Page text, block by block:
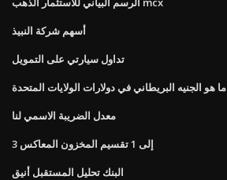
أسهم شركة النبيذ
تداول سيارتي على التمويل
ما هو الجنيه البريطاني في دولارات الولايات المتحدة
معدل الضريبة الاسمي لنا
3 إلى 1 تقسيم المخزون المعاكس
البنك تحليل المستقبل أنيق